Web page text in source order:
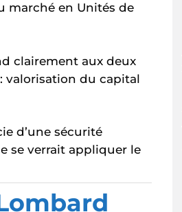
marché en Unités de
clairement aux deux
valorisation du capital
d’une sécurité
se verrait appliquer le